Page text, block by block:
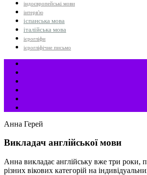
індоєвропейські мови
інтерв'ю
іспанська мова
італійська мова
ієрогліфи
ієрогліфічне письмо
Анна Герей
Викладач англійської мови
Анна викладає англійську вже три роки,
різних вікових категорій на